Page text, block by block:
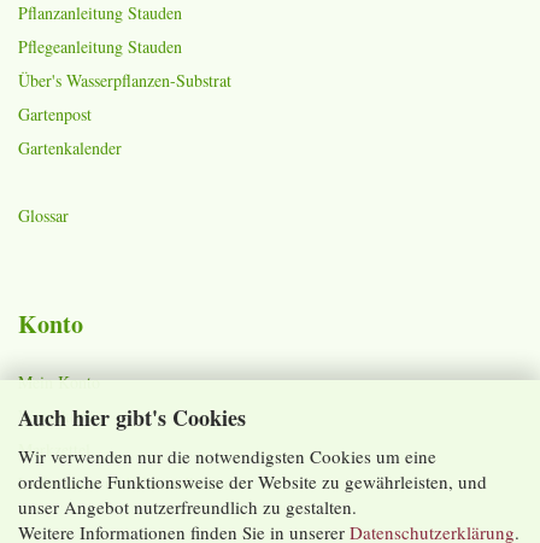
Auch hier gibt's Cookies
Wir verwenden nur die notwendigsten Cookies um eine
ordentliche Funktionsweise der Website zu gewährleisten, und
unser Angebot nutzerfreundlich zu gestalten.
Weitere Informationen finden Sie in unserer Datenschutzerklärung.
Pflanzanleitung Stauden
Pflegeanleitung Stauden
Über's Wasserpflanzen-Substrat
Gartenpost
Gartenkalender
Glossar
Konto
Mein Konto
Warenkorb
Merkzettel
Lieferzeiten und Versandkosten